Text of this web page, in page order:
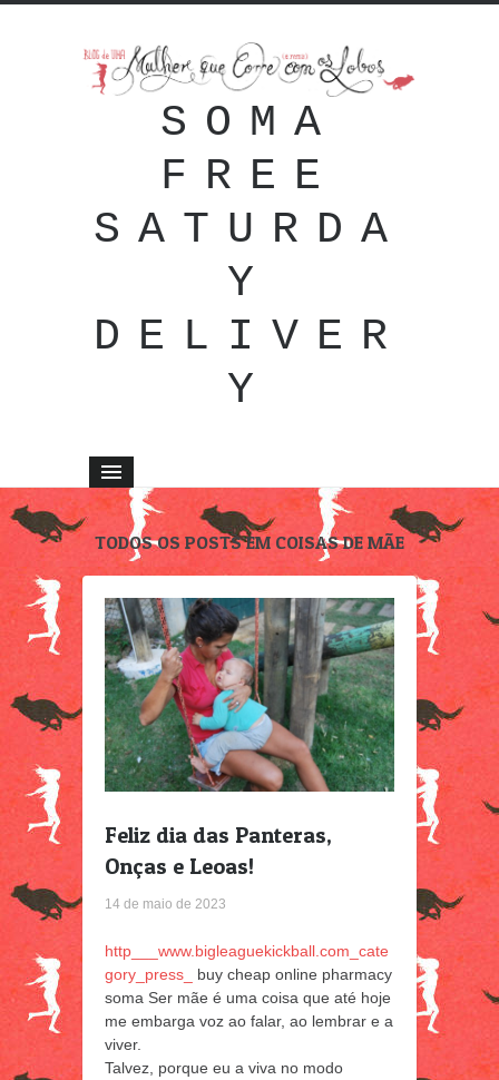
SOMA
FREE
SATURDA
Y
DELIVER
Y
TODOS OS POSTS EM COISAS DE MÃE
Feliz dia das Panteras,
Onças e Leoas!
14 de maio de 2023
http___www.bigleaguekickball.com_cate
gory_press_
buy cheap online pharmacy
soma Ser mãe é uma coisa que até hoje
me embarga voz ao falar, ao lembrar e a
viver.
Talvez, porque eu a viva no modo